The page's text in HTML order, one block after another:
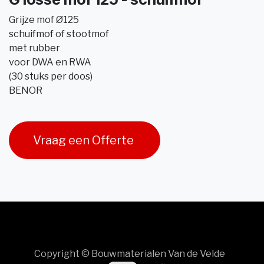
Grijze mof Ø125
schuifmof of stootmof
met rubber
voor DWA en RWA
(30 stuks per doos)
BENOR
Vraag een Offerte
Copyright © Bouwmaterialen Van de Velde